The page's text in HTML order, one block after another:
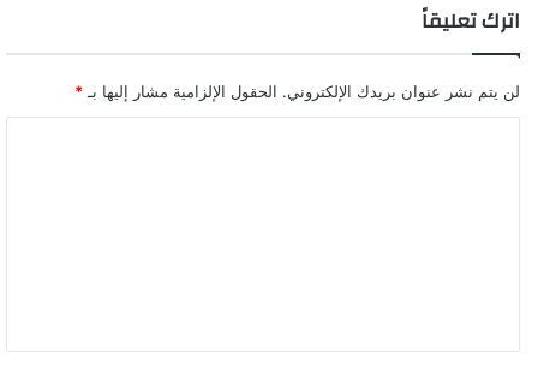
اترك تعليقاً
لن يتم نشر عنوان بريدك الإلكتروني. الحقول الإلزامية مشار إليها بـ *